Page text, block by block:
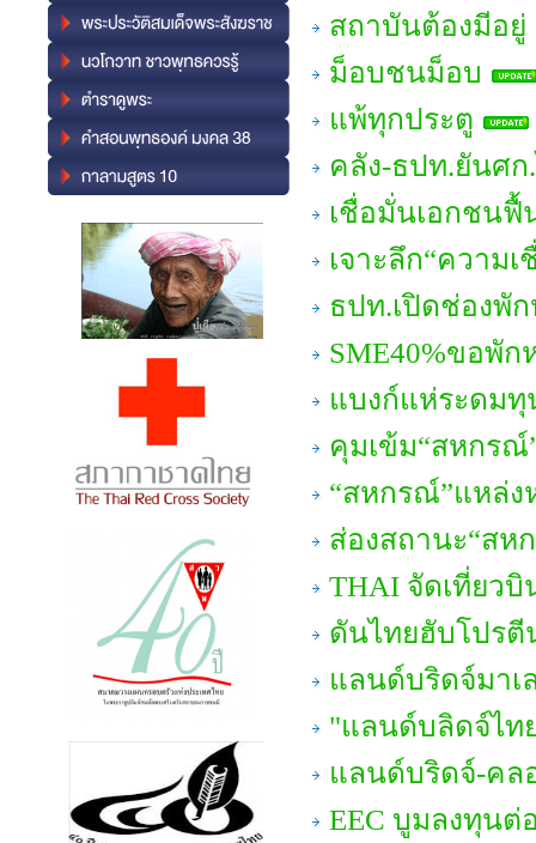
สถาบันต้องมีอยู่
ม็อบชนม็อบ
แพ้ทุกประตู
คลัง-ธปท.ยันศก
เชื่อมั่นเอกชนฟื้
เจาะลึก“ความ
ธปท.เปิดช่องพั
SME40%ขอพั
แบงก์แห่ระดมทุ
คุมเข้ม“สหกรณ์
“สหกรณ์”แหล่ง
ส่องสถานะ“สห
THAI จัดเที่ยว
ดันไทยฮับโปรตี
แลนด์บริดจ์มาเ
"แลนด์บลิดจ์ไท
แลนด์บริดจ์-คล
EEC บูมลงทุนต่